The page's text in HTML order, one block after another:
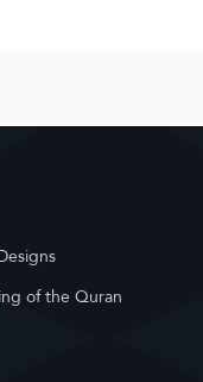
of the Quran